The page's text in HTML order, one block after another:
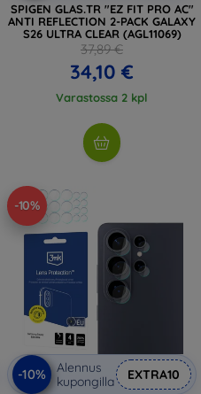
SPIGEN GLAS.TR "EZ FIT PRO AC"
ANTI REFLECTION 2-PACK GALAXY
S26 ULTRA CLEAR (AGL11069)
37,89 €
34,10 €
Varastossa 2 kpl
-10%
-10%
Alennus
kupongilla
EXTRA10